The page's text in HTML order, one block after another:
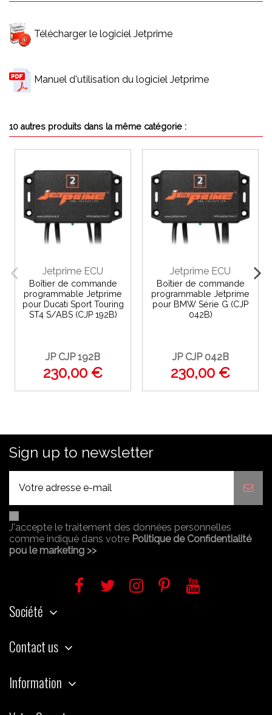
Télécharger le logiciel Jetprime
Manuel d'utilisation du logiciel Jetprime
10 autres produits dans la même catégorie :
Jetprime ECU
Boîtier de commande
programmable Jetprime
pour Ducati Sport Touring
ST4 S/ABS (CJP 192B)
JP CJP 192B
230,00 €
Jetprime ECU
Boîtier de commande
programmable Jetprime
pour BMW Série G (CJP
042B)
JP CJP 042B
230,00 €
Sign up to newsletter
J'accepte le traitement des données personnelles
comme indiqué dans votre Politique de Confidentialité
pou le marketing >>
Société
Contact us
Information